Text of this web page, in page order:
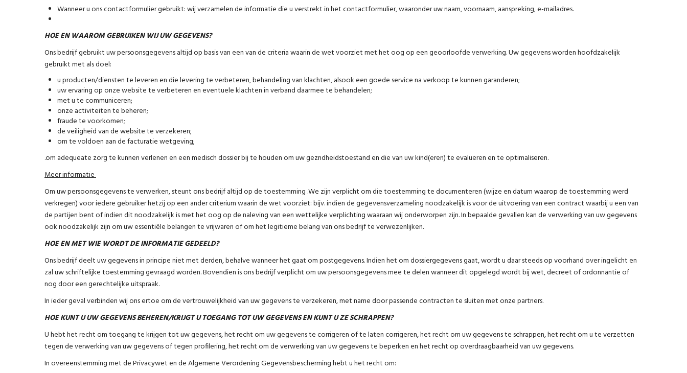
Wanneer u ons contactformulier gebruikt: wij verzamelen de informatie die u verstrekt in het contactformulier, waaronder uw naam, voornaam, aanspreking, e-mailadres.
HOE EN WAAROM GEBRUIKEN WIJ UW GEGEVENS?
Ons bedrijf gebruikt uw persoonsgegevens altijd op basis van een van de criteria waarin de wet voorziet met het oog op een geoorloofde verwerking. Uw gegevens worden hoofdzakelijk
gebruikt met als doel:
u producten/diensten te leveren en die levering te verbeteren, behandeling van klachten, alsook een goede service na verkoop te kunnen garanderen;
uw ervaring op onze website te verbeteren en eventuele klachten in verband daarmee te behandelen;
met u te communiceren;
onze activiteiten te beheren;
fraude te voorkomen;
de veiligheid van de website te verzekeren;
om te voldoen aan de facturatie wetgeving;
.om adequeate zorg te kunnen verlenen en een medisch dossier bij te houden om uw gezndheidstoestand en die van uw kind(eren) te evalueren en te optimaliseren.
Meer informatie
Om uw persoonsgegevens te verwerken, steunt ons bedrijf altijd op de toestemming .We zijn verplicht om die toestemming te documenteren (wijze en datum waarop de toestemming werd
verkregen) voor iedere gebruiker hetzij op een ander criterium waarin de wet voorziet: bijv. indien de gegevensverzameling noodzakelijk is voor de uitvoering van een contract waarbij u een van
de partijen bent of indien dit noodzakelijk is met het oog op de naleving van een wettelijke verplichting waaraan wij onderworpen zijn. In bepaalde gevallen kan de verwerking van uw gegevens
ook noodzakelijk zijn om uw essentiële belangen te vrijwaren of om het legitieme belang van ons bedrijf te verwezenlijken.
HOE EN MET WIE WORDT DE INFORMATIE GEDEELD?
Ons bedrijf deelt uw gegevens in principe niet met derden, behalve wanneer het gaat om postgegevens. Indien het om dossiergegevens gaat, wordt u daar steeds op voorhand over ingelicht en
zal uw schriftelijke toestemming gevraagd worden. Bovendien is ons bedrijf verplicht om uw persoonsgegevens mee te delen wanneer dit opgelegd wordt bij wet, decreet of ordonnantie of
nog door een gerechtelijke uitspraak.
In ieder geval verbinden wij ons ertoe om de vertrouwelijkheid van uw gegevens te verzekeren, met name door passende contracten te sluiten met onze partners.
HOE KUNT U UW GEGEVENS BEHEREN/KRIJGT U TOEGANG TOT UW GEGEVENS EN KUNT U ZE SCHRAPPEN?
U hebt het recht om toegang te krijgen tot uw gegevens, het recht om uw gegevens te corrigeren of te laten corrigeren, het recht om uw gegevens te schrappen, het recht om u te verzetten
tegen de verwerking van uw gegevens of tegen profilering, het recht om de verwerking van uw gegevens te beperken en het recht op overdraagbaarheid van uw gegevens.
In overeenstemming met de Privacywet en de Algemene Verordening Gegevensbescherming hebt u het recht om: